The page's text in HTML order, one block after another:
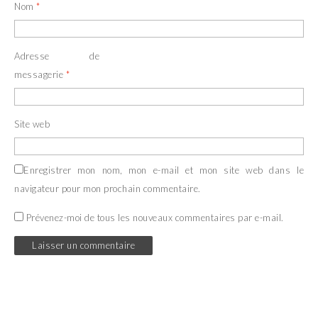
Nom *
Adresse de
messagerie *
Site web
Enregistrer mon nom, mon e-mail et mon site web dans le
navigateur pour mon prochain commentaire.
Prévenez-moi de tous les nouveaux commentaires par e-mail.